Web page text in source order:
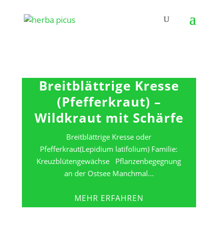
Breitblättrige Kresse
(Pfefferkraut) –
Wildkraut mit Schärfe
Breitblättrige Kresse oder
Pfefferkraut(Lepidium latifolium) Familie:
Kreuzblütengewächse Pflanzenbegegnung
an der Ostsee Manchmal...
MEHR ERFAHREN